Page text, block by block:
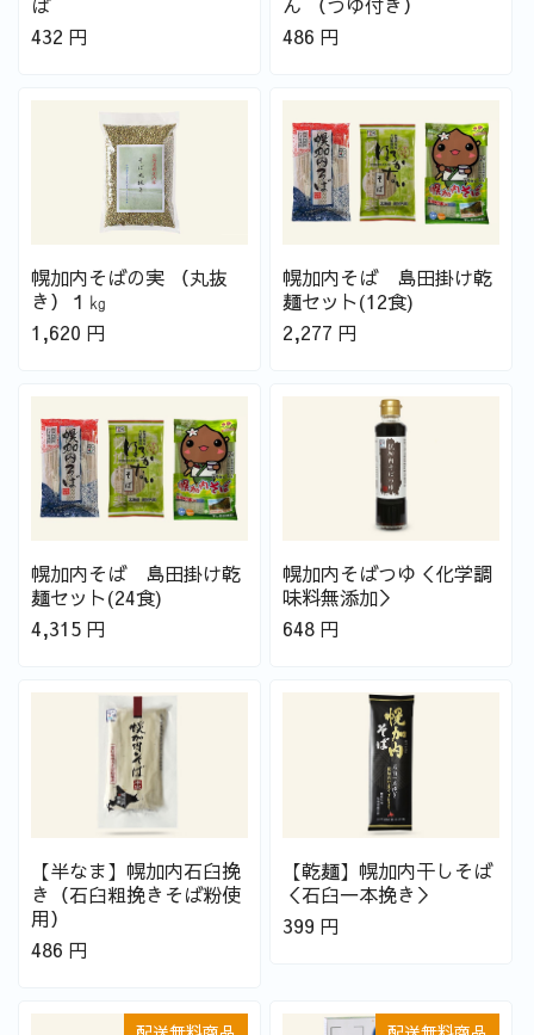
432 円
486 円
幌加内そばの実 （丸抜
き）１㎏
1,620 円
幌加内そば 島田掛け乾
麺セット(12食)
2,277 円
幌加内そば 島田掛け乾
麺セット(24食)
4,315 円
幌加内そばつゆ＜化学調
味料無添加＞
648 円
【半なま】幌加内石臼挽
き（石臼粗挽きそば粉使
用）
486 円
【乾麺】幌加内干しそば
＜石臼一本挽き＞
399 円